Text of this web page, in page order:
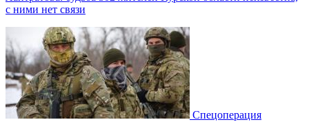
с ними нет связи
Спецоперация